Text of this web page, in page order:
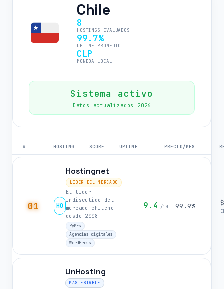
Chile
8
HOSTINGS EVALUADOS
99.7%
UPTIME PROMEDIO
CLP
MONEDA LOCAL
Sistema activo
Datos actualizados 2026
# HOSTING SCORE UPTIME PRECIO/MES
01 HO
Hostingnet
LIDER DEL MERCADO
El lider
indiscutido del
mercado chileno
desde 2008
PyMEs
Agencias digitales
WordPress
9.4 /10 99.9%
UnHosting
MAS ESTABLE